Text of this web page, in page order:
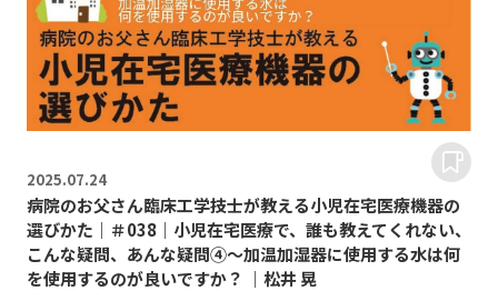
2025.07.24
病院のお父さん臨床工学技士が教える小児在宅医療機器の
選びかた｜＃038｜小児在宅医療で、誰も教えてくれない、
こんな疑問、あんな疑問④～加温加湿器に使用する水は何
を使用するのが良いですか？ ｜松井 晃